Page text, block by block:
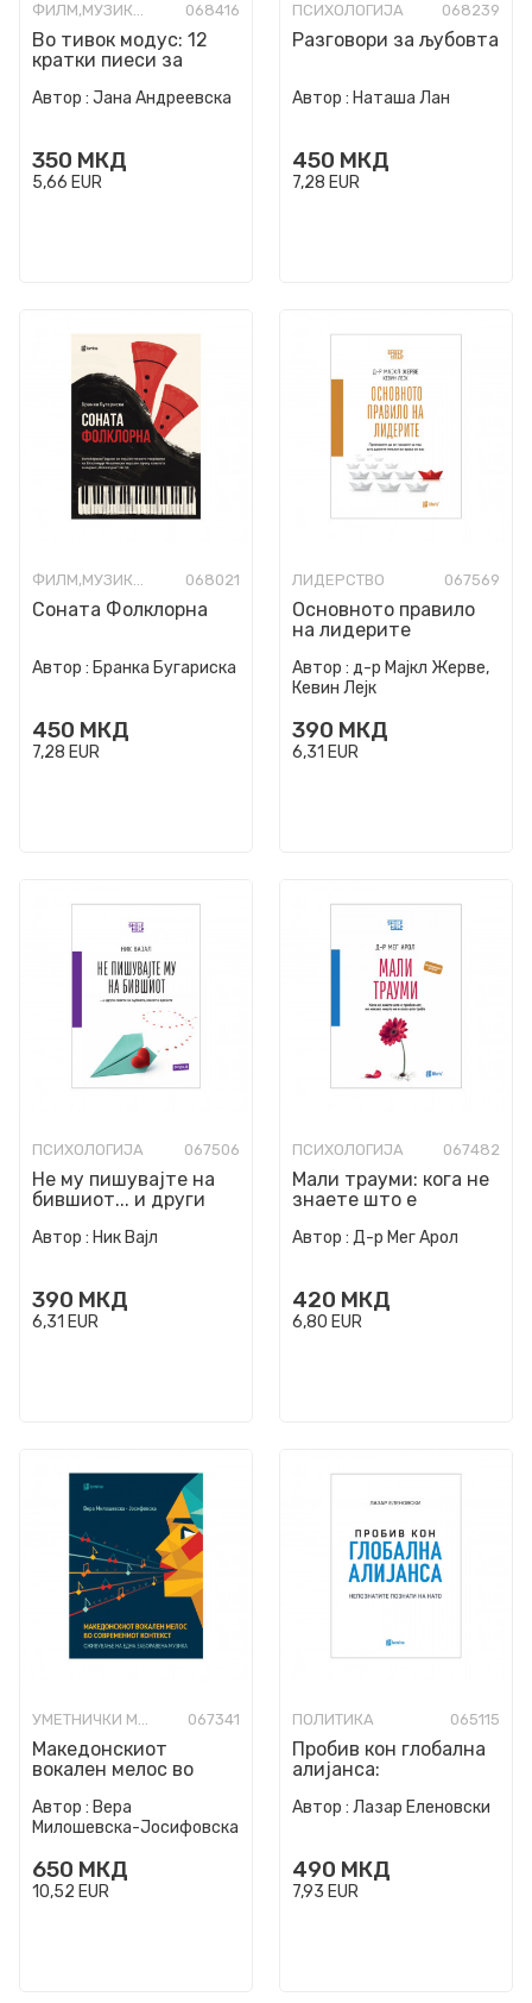
ФИЛМ,МУЗИКА,ОПЕРА И ТЕАТАР 068416
Во тивок модус: 12
кратки пиеси за
Автор : Јана Андреевска
350 МКД
5,66 EUR
ПСИХОЛОГИЈА 068239
Разговори за љубовта
Автор : Наташа Лан
450 МКД
7,28 EUR
ФИЛМ,МУЗИКА,ОПЕРА И ТЕАТАР 068021
Соната Фолклорна
Автор : Бранка Бугариска
450 МКД
7,28 EUR
ЛИДЕРСТВО 067569
Основното правило
на лидерите
Автор : д-р Мајкл Жерве,
Кевин Лејк
390 МКД
6,31 EUR
ПСИХОЛОГИЈА 067506
Не му пишувајте на
бившиот... и други
сексот и врските
Автор : Ник Вајл
390 МКД
6,31 EUR
ПСИХОЛОГИЈА 067482
Мали трауми: кога не
знаете што е
ништо не е како што
Автор : Д-р Мег Арол
420 МКД
6,80 EUR
УМЕТНИЧКИ МОНОГРАФИИ 067341
Македонскиот
вокален мелос во
контекст
Автор : Вера
Милошевска-Јосифовска
650 МКД
10,52 EUR
ПОЛИТИКА 065115
Пробив кон глобална
алијанса:
на НАТО
Автор : Лазар Еленовски
490 МКД
7,93 EUR